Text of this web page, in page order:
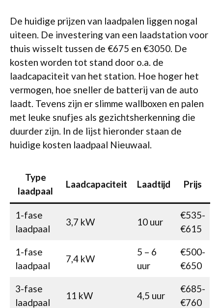
De huidige prijzen van laadpalen liggen nogal
uiteen. De investering van een laadstation voor
thuis wisselt tussen de €675 en €3050. De
kosten worden tot stand door o.a. de
laadcapaciteit van het station. Hoe hoger het
vermogen, hoe sneller de batterij van de auto
laadt. Tevens zijn er slimme wallboxen en palen
met leuke snufjes als gezichtsherkenning die
duurder zijn. In de lijst hieronder staan de
huidige kosten laadpaal Nieuwaal.
Type
laadpaal
Laadcapaciteit Laadtijd Prijs
1-fase
laadpaal
3,7 kW 10 uur
€535-
€615
1-fase
laadpaal
7,4 kW
5 – 6
uur
€500-
€650
3-fase
laadpaal
11 kW 4,5 uur
€685-
€760